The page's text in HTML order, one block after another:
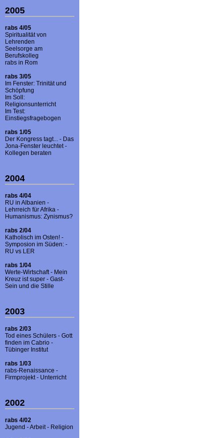
2005
rabs 4/05
Spiritualität von
Lehrenden
Seelsorge am
Berufskolleg
rabs in Rom
rabs 3/05
Im Fenster: Trinität und
Schöpfung
Im Soll:
Religionsunterricht
Im Test:
Einstiegsfragebogen
rabs 1/05
Der Kongress tagt... - Das
Jona-Fenster leuchtet -
Kollegen beraten
2004
rabs 4/04
RU in Albanien -
Lehrreich für Afrika -
Humanismus: Zynismus?
rabs 2/04
Katholisch im Osten! -
Symposion im Süden: -
RU vs LER
rabs 1/04
Werte-Wirtschaft - Mein
Kreuz ist super - Gast-
Sein und die Stille
2003
rabs 2/03
Tod eines Schülers - Gott
finden im Cabrio -
Tübinger Institut
rabs 1/03
rabs-Renaissance -
Firmprojekt - Unterricht
2002
rabs 4/02
Jugend - Arbeit - Religion